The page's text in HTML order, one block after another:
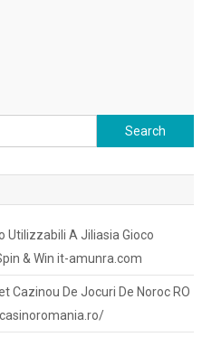
Search
for:
Utilizzabili A Jiliasia Gioco
& Win it-amunra.com
Cazinou De Jocuri De Noroc RO